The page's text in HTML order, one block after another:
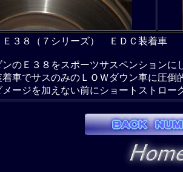
３８（７シリーズ） ＥＤＣ装着車
ンのＥ３８をスポーツサスペンションに
着車でサスのみのＬＯＷダウン車に圧
メージを加えない前にショートストロ